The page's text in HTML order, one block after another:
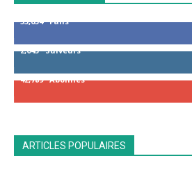
53,654
Fans
2,043 Suiveurs
42,789 Abonnés
ARTICLES POPULAIRES